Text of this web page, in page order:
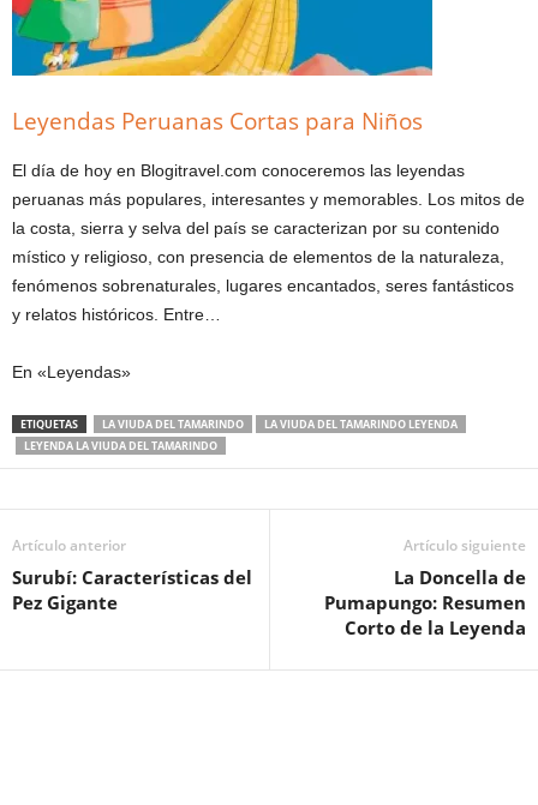
Leyendas Peruanas Cortas para Niños
El día de hoy en Blogitravel.com conoceremos las leyendas
peruanas más populares, interesantes y memorables. Los mitos de
la costa, sierra y selva del país se caracterizan por su contenido
místico y religioso, con presencia de elementos de la naturaleza,
fenómenos sobrenaturales, lugares encantados, seres fantásticos
y relatos históricos. Entre…
En «Leyendas»
ETIQUETAS LA VIUDA DEL TAMARINDO
LA VIUDA DEL TAMARINDO LEYENDA
LEYENDA LA VIUDA DEL TAMARINDO
Artículo anterior
Surubí: Características del
Pez Gigante
Artículo siguiente
La Doncella de
Pumapungo: Resumen
Corto de la Leyenda